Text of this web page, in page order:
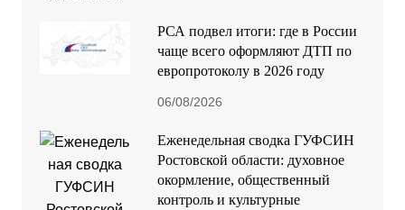
РСА подвел итоги: где в России
чаще всего оформляют ДТП по
европротоколу в 2026 году
06/08/2026
Еженедельная сводка ГУФСИН
Ростовской области: духовное
окормление, общественный
контроль и культурные